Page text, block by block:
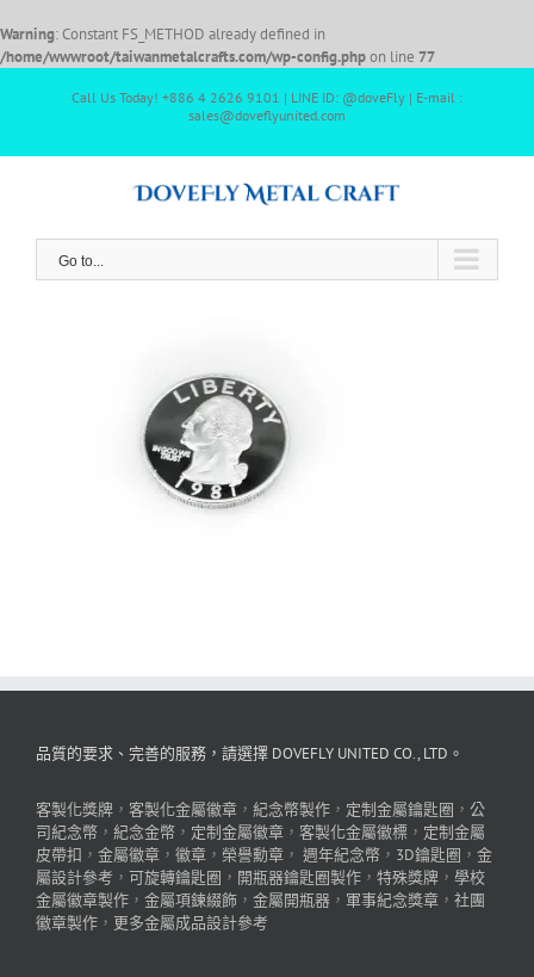
Warning: Constant FS_METHOD already defined in
/home/wwwroot/taiwanmetalcrafts.com/wp-config.phpon line 77
Call Us Today! +886 4 2626 9101 | LINE ID: @doveFly | E-mail :
sales@doveflyunited.com
Go to...
品質的要求、完善的服務，請選擇 DOVEFLY UNITED CO., LTD。
客製化獎牌 ， 客製化金屬徽章 ， 紀念幣製作 ， 定制金屬鑰匙圈 ， 公
司紀念幣 ， 紀念金幣 ， 定制金屬徽章 ， 客製化金屬徽標 ， 定制金屬
皮帶扣 ， 金屬徽章 ， 徽章 ， 榮譽勳章 ， 週年紀念幣 ， 3D鑰匙圈 ， 金
屬設計參考 ， 可旋轉鑰匙圈 ， 開瓶器鑰匙圈製作 ， 特殊獎牌 ， 學校
金屬徽章製作 ， 金屬項鍊綴飾 ， 金屬開瓶器 ， 軍事紀念獎章 ， 社團
徽章製作 ， 更多金屬成品設計參考